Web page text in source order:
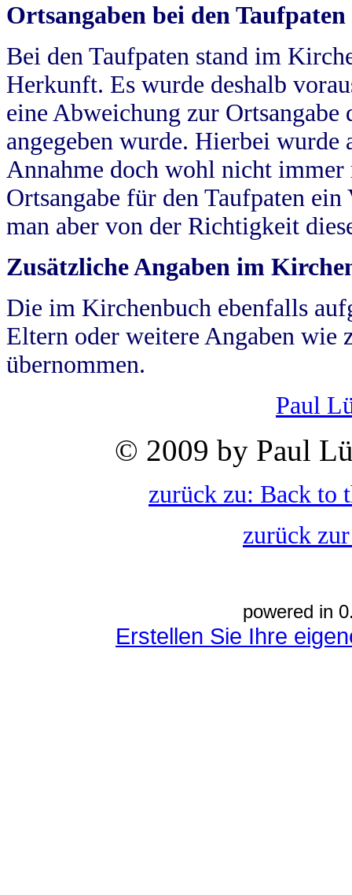
Ortsangaben bei den Taufpaten
Bei den Taufpaten stand im
Herkunft. Es wurde deshalb
eine Abweichung zur
angegeben wurde. Hierbei wurde
Annahme doch wohl nicht
Ortsangabe für den Taufpaten
man aber von der Richtigkeit
Zusätzliche Angaben im
Die im Kirchenbuch ebenfalls
Eltern oder weitere Angaben wie
übernommen.
Paul
© 2009 by Paul
zurück zu: Back to
zurück
powered in
Erstellen Sie Ihre